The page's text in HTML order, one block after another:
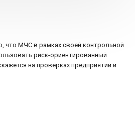
что МЧС в рамках своей контрольной
риск-ориентированный
на проверках предприятий и